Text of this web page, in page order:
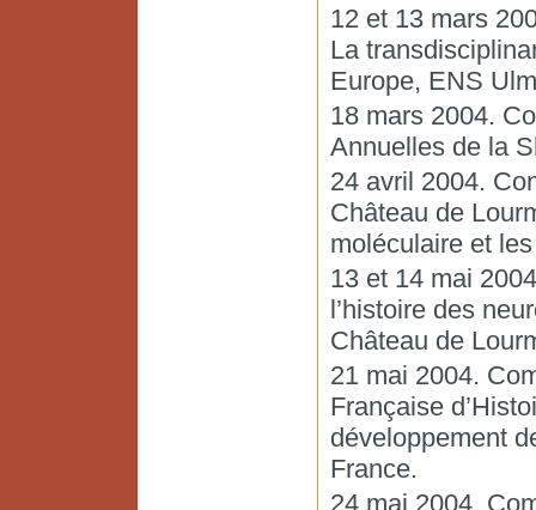
12 et 13 mars
La
Europe, ENS
18 mars 2004.
Annuelles de la
24 avril 2004.
Château de
moléculaire et
13 et 14 mai
l’histoire des
Château de
21 mai 2004.
Française
développement
France.
24 mai 2004.